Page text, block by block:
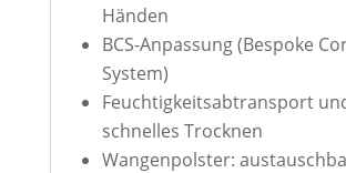
Händen
BCS-Anpassung (Bespoke
System)
Feuchtigkeitsabtransport
schnelles Trocknen
Wangenpolster: